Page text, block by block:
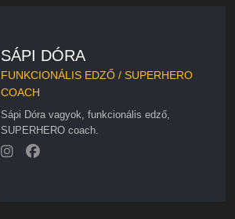
SÁPI DÓRA
FUNKCIONÁLIS EDZŐ / SUPERHERO
COACH
Sápi Dóra vagyok, funkcionális edző,
SUPERHERO coach.